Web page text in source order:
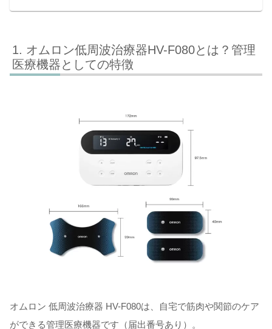
オムロン低周波治療器HV-F080とは？管理
医療機器としての特徴
オムロン 低周波治療器 HV-F080は、自宅で筋肉や関節のケア
ができる管理医療機器です（届出番号あり）。